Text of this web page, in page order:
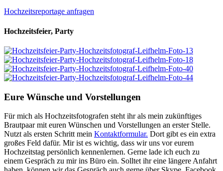
Hochzeitsreportage anfragen
Hochzeitsfeier, Party
Eure Wünsche und Vorstellungen
Für mich als Hochzeitsfotografen steht ihr als mein zukünftiges
Brautpaar mit euren Wünschen und Vorstellungen an erster Stelle.
Nutzt als ersten Schritt mein Kontaktformular. Dort gibt es ein extra
großes Feld dafür. Mir ist es wichtig, dass wir uns vor eurem
Hochzeitstag persönlich kennenlernen. Gerne lade ich euch zu
einem Gespräch zu mir ins Büro ein. Solltet ihr eine längere Anfahrt